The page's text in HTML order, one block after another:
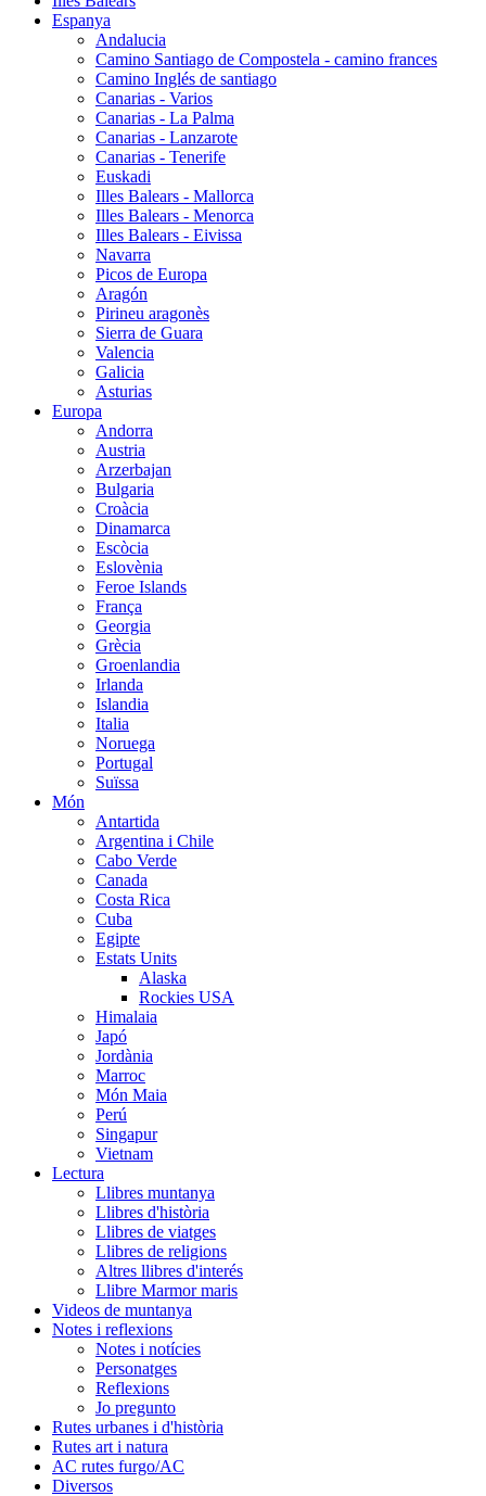
Espanya
Andalucia
Camino Santiago de Compostela - camino frances
Camino Inglés de santiago
Canarias - Varios
Canarias - La Palma
Canarias - Lanzarote
Canarias - Tenerife
Euskadi
Illes Balears - Mallorca
Illes Balears - Menorca
Illes Balears - Eivissa
Navarra
Picos de Europa
Aragón
Pirineu aragonès
Sierra de Guara
Valencia
Galicia
Asturias
Europa
Andorra
Austria
Arzerbajan
Bulgaria
Croàcia
Dinamarca
Escòcia
Eslovènia
Feroe Islands
França
Georgia
Grècia
Groenlandia
Irlanda
Islandia
Italia
Noruega
Portugal
Suïssa
Món
Antartida
Argentina i Chile
Cabo Verde
Canada
Costa Rica
Cuba
Egipte
Estats Units
Alaska
Rockies USA
Himalaia
Japó
Jordània
Marroc
Món Maia
Perú
Singapur
Vietnam
Lectura
Llibres muntanya
Llibres d'història
Llibres de viatges
Llibres de religions
Altres llibres d'interés
Llibre Marmor maris
Videos de muntanya
Notes i reflexions
Notes i notícies
Personatges
Reflexions
Jo pregunto
Rutes urbanes i d'història
Rutes art i natura
AC rutes furgo/AC
Diversos